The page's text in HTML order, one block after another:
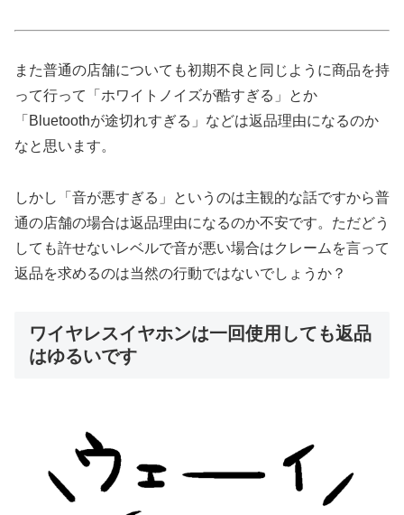
また普通の店舗についても初期不良と同じように商品を持
って行って「ホワイトノイズが酷すぎる」とか
「Bluetoothが途切れすぎる」などは返品理由になるのか
なと思います。
しかし「音が悪すぎる」というのは主観的な話ですから普
通の店舗の場合は返品理由になるのか不安です。ただどう
しても許せないレベルで音が悪い場合はクレームを言って
返品を求めるのは当然の行動ではないでしょうか？
ワイヤレスイヤホンは一回使用しても返品
はゆるいです